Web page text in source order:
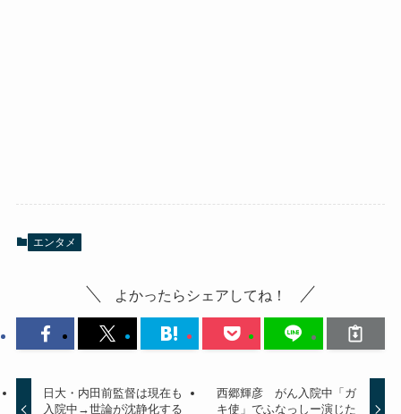
エンタメ
よかったらシェアしてね！
日大・内田前監督は現在も
入院中→世論が沈静化する
西郷輝彦 がん入院中「ガ
キ使」でふなっしー演じた